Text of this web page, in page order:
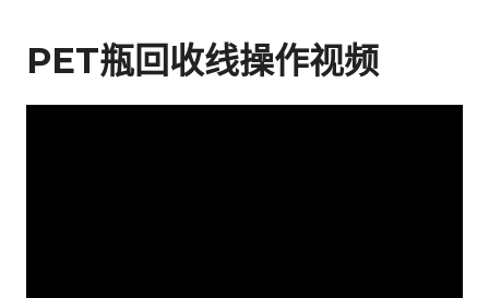
PET瓶回收线操作视频